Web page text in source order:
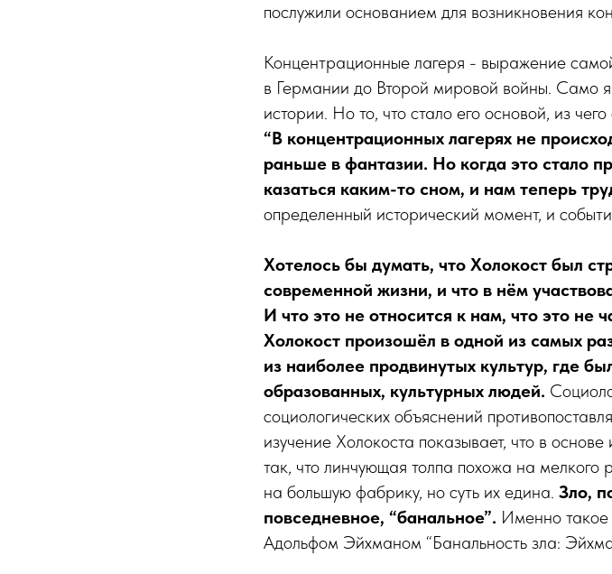
послужили основанием для возникновения
Концентрационные лагеря - выражение
в Германии до Второй мировой войны. Само
истории. Но то, что стало его основой, из
“В концентрационных лагерях не
раньше в фантазии. Но когда это стало
казаться каким-то сном, и нам теперь
определенный исторический момент, и
Хотелось бы думать, что Холокост был
современной жизни, и что в нём
И что это не относится к нам, что это не
Холокост произошёл в одной из самых
из наиболее продвинутых культур, где
образованных, культурных людей.
социологических объяснений
изучение Холокоста показывает, что в
так, что линчующая толпа похожа на
на большую фабрику, но суть их едина. Зло,
повседневное, “банальное”. Именно такое
Адольфом Эйхманом “Банальность зла: